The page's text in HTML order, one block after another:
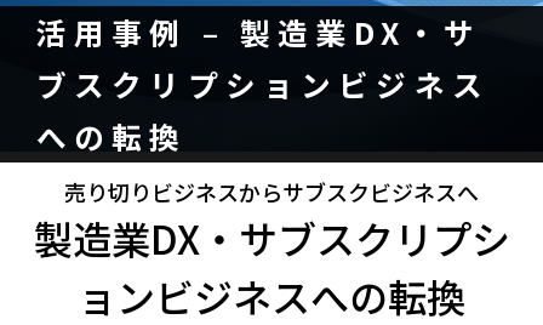
活用事例 – 製造業DX・サ
ブスクリプションビジネス
への転換
売り切りビジネスからサブスクビジネスへ
製造業DX・サブスクリプシ
ョンビジネスへの転換